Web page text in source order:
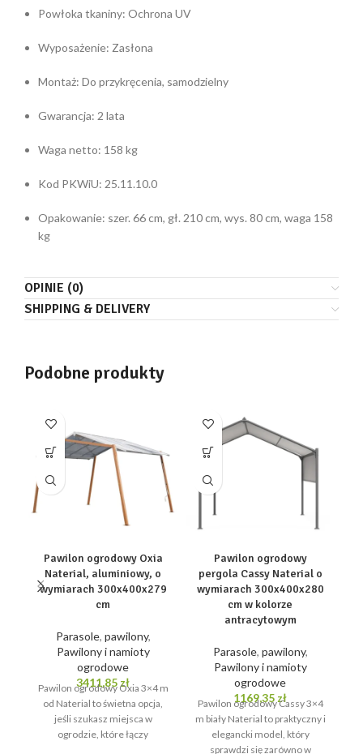
Powłoka tkaniny: Ochrona UV
Wyposażenie: Zasłona
Montaż: Do przykręcenia, samodzielny
Gwarancja: 2 lata
Waga netto: 158 kg
Kod PKWiU: 25.11.10.0
Opakowanie: szer. 66 cm, gł. 210 cm, wys. 80 cm, waga 158
kg
OPINIE (0)
SHIPPING & DELIVERY
Podobne produkty
Pawilon ogrodowy Oxia
Naterial, aluminiowy, o
wymiarach 300x400x279
cm
Parasole, pawilony,
Pawilony i namioty
ogrodowe
3411,85 zł
Pawilon ogrodowy Oxia 3×4 m
od Naterial to świetna opcja,
jeśli szukasz miejsca w
ogrodzie, które łączy
Pawilon ogrodowy
pergola Cassy Naterial o
wymiarach 300x400x280
cm w kolorze
antracytowym
Parasole, pawilony,
Pawilony i namioty
ogrodowe
1169,35 zł
Pawilon ogrodowy Cassy 3×4
m biały Naterial to praktyczny i
elegancki model, który
sprawdzi się zarówno w